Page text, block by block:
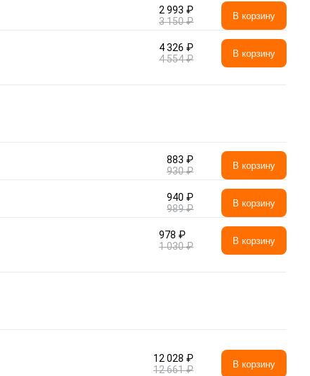
2 993 ₽
3 150 ₽
В корзину
4 326 ₽
4 554 ₽
В корзину
883 ₽
930 ₽
В корзину
940 ₽
989 ₽
В корзину
978 ₽
1 030 ₽
В корзину
12 028 ₽
12 661 ₽
В корзину